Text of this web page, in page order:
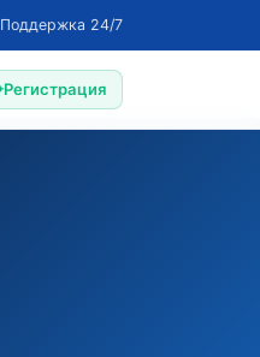
Поддержка 24/7
Регистрация